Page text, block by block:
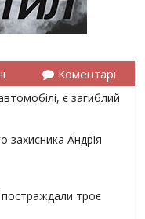
Коментарі
є загиблий
захисника Андрія
постраждали троє